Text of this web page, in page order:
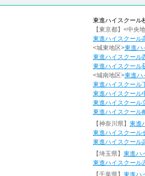
東進ハイスクール
【東京都】<中央
東進ハイスクール
<城東地区>東進ハ
東進ハイスクール
東進ハイスクール
<城南地区>東進ハ
東進ハイスクール
東進ハイスクール
東進ハイスクール
東進ハイスクール
【神奈川県】 東進
東進ハイスクール
東進ハイスクール
【埼玉県】 東進ハ
東進ハイスクール
【千葉県】 東進ハ